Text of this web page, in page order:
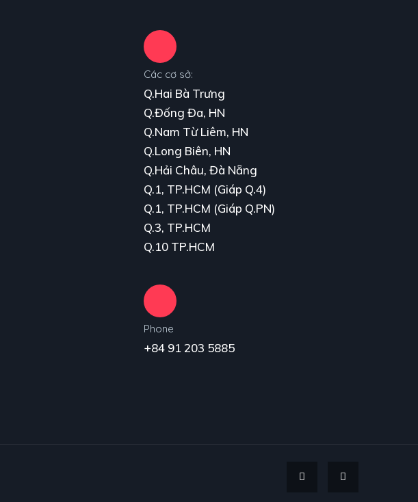
Các cơ sở:
Q.Hai Bà Trưng
Q.Đống Đa, HN
Q.Nam Từ Liêm, HN
Q.Long Biên, HN
Q.Hải Châu, Đà Nẵng
Q.1, TP.HCM (Giáp Q.4)
Q.1, TP.HCM (Giáp Q.PN)
Q.3, TP.HCM
Q.10 TP.HCM
Phone
+84 91 203 5885